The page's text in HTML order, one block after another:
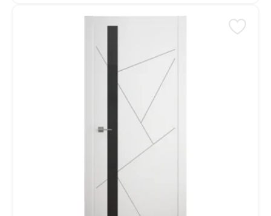
+7(926) 210-00-15
+7(901) 794-78-00
onlydoorshop@yandex.ru